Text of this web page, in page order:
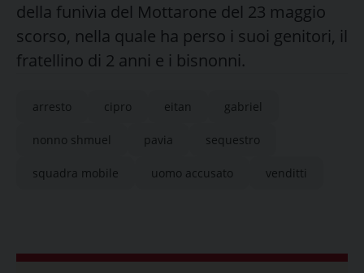
della funivia del Mottarone del 23 maggio
scorso, nella quale ha perso i suoi genitori, il
fratellino di 2 anni e i bisnonni.
arresto cipro eitan gabriel
nonno shmuel pavia sequestro
squadra mobile uomo accusato venditti